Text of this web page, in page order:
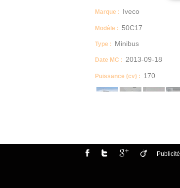
Marque : Iveco
Modèle : 50C17
Type : Minibus
Date MC : 2013-09-18
Puissance (cv) : 170
22
Boite manuelle / automatique
Publicité